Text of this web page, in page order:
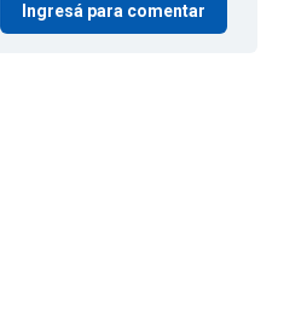
Ingresá para comentar